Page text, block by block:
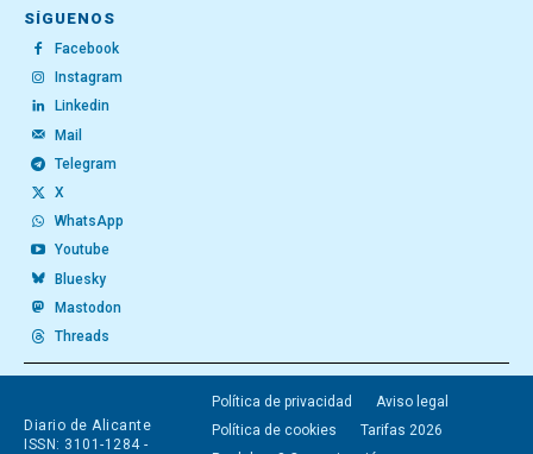
SÍGUENOS
Facebook
Instagram
Linkedin
Mail
Telegram
X
WhatsApp
Youtube
Bluesky
Mastodon
Threads
Diario de Alicante
ISSN: 3101-1284 -
Política de privacidad
Aviso legal
Política de cookies
Tarifas 2026